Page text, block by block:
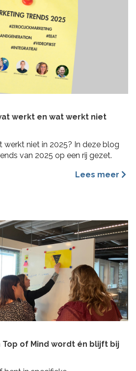
werkt en wat werkt niet
werkt niet in 2025? In deze blog
van 2025 op een rij gezet.
Lees meer
Top of Mind wordt én blijft bij